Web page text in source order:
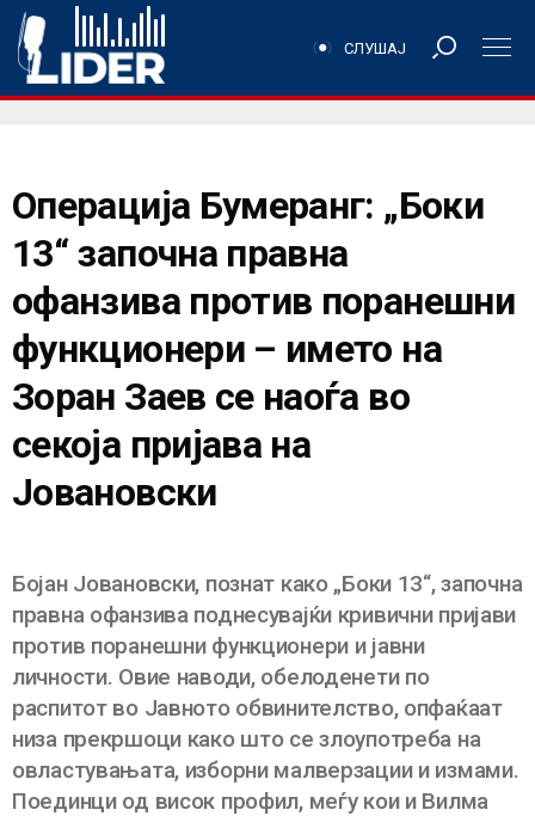
СЛУШАЈ
Операција Бумеранг: „Боки
13“ започна правна
офанзива против поранешни
функционери – името на
Зоран Заев се наоѓа во
секоја пријава на
Јовановски
Бојан Јовановски, познат како „Боки 13“, започна
правна офанзива поднесувајќи кривични пријави
против поранешни функционери и јавни
личности. Овие наводи, обелоденети по
распитот во Јавното обвинителство, опфаќаат
низа прекршоци како што се злоупотреба на
овластувањата, изборни малверзации и измами.
Поединци од висок профил, меѓу кои и Вилма